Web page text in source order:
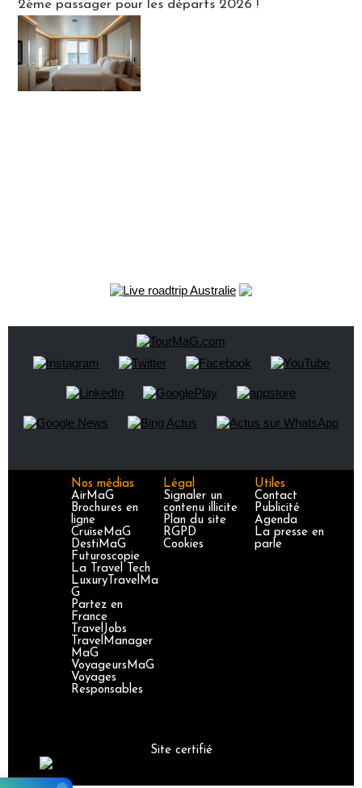
2ème passager pour les départs 2026 !
Nos médias
AirMaG
Brochures en
ligne
CruiseMaG
DestiMaG
Futuroscopie
La Travel Tech
LuxuryTravelMa
G
Partez en
France
TravelJobs
TravelManager
MaG
VoyageursMaG
Voyages
Responsables
Légal
Signaler un
contenu illicite
Plan du site
RGPD
Cookies
Utiles
Contact
Publicité
Agenda
La presse en
parle
Site certifié